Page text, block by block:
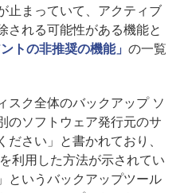
止まっていて、アクティブ
される可能性がある機能と
トの非推奨の機能」 の一覧
ク全体のバックアップ ソ
のソフトウェア発行元のサ
さい」と書かれており、
利用した方法が示されてい
というバックアップツール